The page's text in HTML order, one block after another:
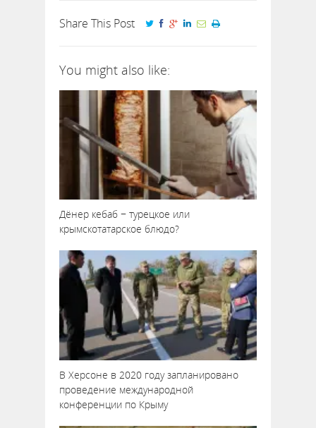
Share This Post
You might also like:
Дёнер кебаб − турецкое или
крымскотатарское блюдо?
В Херсоне в 2020 году запланировано
проведение международной
конференции по Крыму